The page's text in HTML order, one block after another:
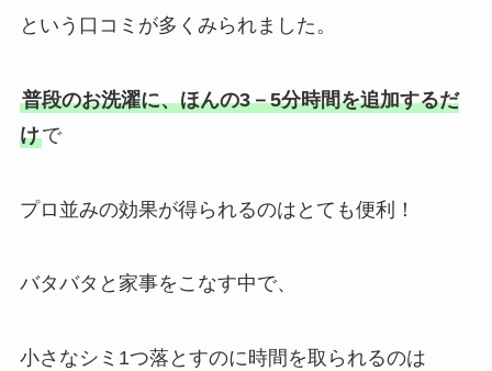
という口コミが多くみられました。
普段のお洗濯に、ほんの3－5分時間を追加するだ
けで
プロ並みの効果が得られるのはとても便利！
バタバタと家事をこなす中で、
小さなシミ1つ落とすのに時間を取られるのは